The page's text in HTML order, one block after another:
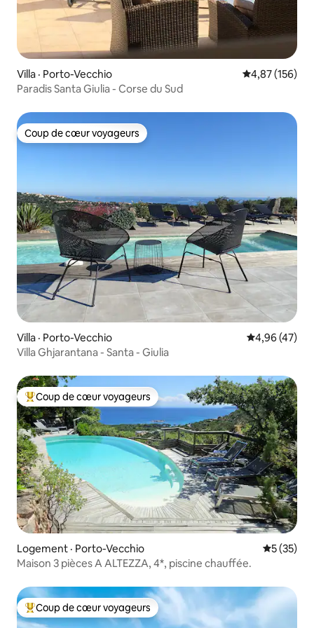
Villa · Porto-Vecchio Note
4,87 (156)
Paradis Santa Giulia - Corse du Sud
Coup de cœur voyageurs
Coup de cœur voyageurs
Villa · Porto-Vecchio Note
4,96 (47)
Villa Ghjarantana - Santa - Giulia
Coup de cœur voyageurs parmi les plus aimés
Coup de cœur voyageurs
Logement · Porto-Vecchio Note
5 (35)
Maison 3 pièces A ALTEZZA, 4*, piscine chauffée.
Coup de cœur voyageurs parmi les plus aimés
Coup de cœur voyageurs